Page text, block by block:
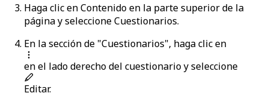
Haga clic enContenidoen la parte superior de la
página y seleccioneCuestionarios.
En la sección de "Cuestionarios", haga clic en
en el lado derecho del cuestionario y seleccione
Editar.